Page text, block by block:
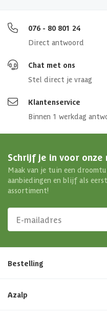
076 - 80 801 24
Direct antwoord
Chat met ons
Stel direct je vraag
Klantenservice
Binnen 1 werkdag
Schrijf je in voor onze
Maak van je tuin een
aanbiedingen en blijf als
assortiment!
Bestelling
Azalp